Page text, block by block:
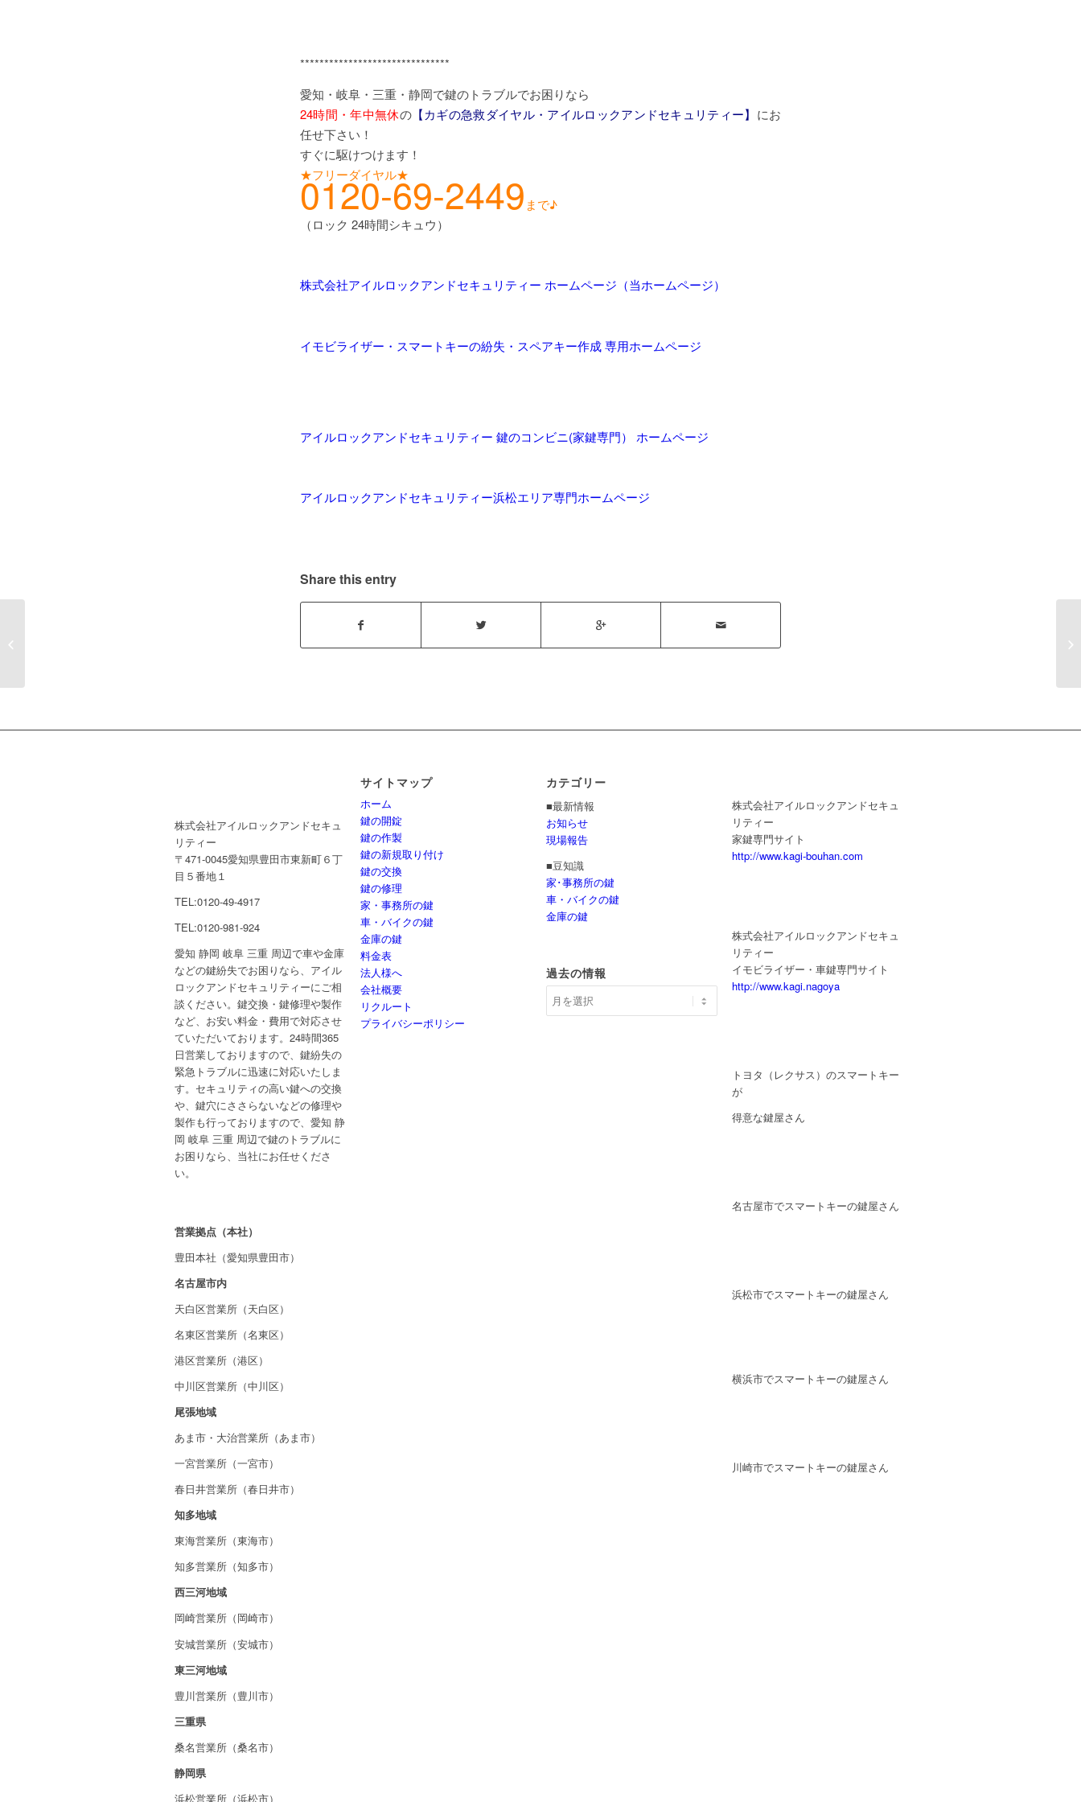
*******************************
愛知・岐阜・三重・静岡で鍵のトラブルでお困りなら
24時間・年中無休の【カギの急救ダイヤル・アイルロックアンドセキュリティー】 にお
任せ下さい！
すぐに駆けつけます！
★フリーダイヤル★
0120-69-2449 まで♪
（ロック 24時間シキュウ）
株式会社アイルロックアンドセキュリティー ホームページ（当ホームページ）
イモビライザー・スマートキーの紛失・スペアキー作成 専用ホームページ
アイルロックアンドセキュリティー 鍵のコンビニ(家鍵専門） ホームページ
アイルロックアンドセキュリティー浜松エリア専門ホームページ
Share this entry
株式会社アイルロックアンドセキュ
リティー
〒471-0045愛知県豊田市東新町６丁
目５番地１
TEL:0120-49-4917
TEL:0120-981-924
愛知 静岡 岐阜 三重 周辺で車や金庫
などの鍵紛失でお困りなら、アイル
ロックアンドセキュリティーにご相
談ください。鍵交換・鍵修理や製作
など、お安い料金・費用で対応させ
ていただいております。24時間365
日営業しておりますので、鍵紛失の
緊急トラブルに迅速に対応いたしま
す。セキュリティの高い鍵への交換
や、鍵穴にささらないなどの修理や
製作も行っておりますので、愛知 静
岡 岐阜 三重 周辺で鍵のトラブルに
お困りなら、当社にお任せくださ
い。
営業拠点（本社）
豊田本社（愛知県豊田市）
名古屋市内
天白区営業所（天白区）
名東区営業所（名東区）
港区営業所（港区）
中川区営業所（中川区）
尾張地域
あま市・大治営業所（あま市）
一宮営業所（一宮市）
春日井営業所（春日井市）
知多地域
東海営業所（東海市）
知多営業所（知多市）
西三河地域
岡崎営業所（岡崎市）
安城営業所（安城市）
東三河地域
豊川営業所（豊川市）
三重県
桑名営業所（桑名市）
静岡県
浜松営業所（浜松市）
サイトマップ
ホーム
鍵の開錠
鍵の作製
鍵の新規取り付け
鍵の交換
鍵の修理
家・事務所の鍵
車・バイクの鍵
金庫の鍵
料金表
法人様へ
会社概要
リクルート
プライバシーポリシー
カテゴリー
■最新情報
お知らせ
現場報告
■豆知識
家･事務所の鍵
車・バイクの鍵
金庫の鍵
過去の情報
株式会社アイルロックアンドセキュ
リティー
家鍵専門サイト
http://www.kagi-bouhan.com
株式会社アイルロックアンドセキュ
リティー
イモビライザー・車鍵専門サイト
http://www.kagi.nagoya
トヨタ（レクサス）のスマートキー
が
得意な鍵屋さん
名古屋市でスマートキーの鍵屋さん
浜松市でスマートキーの鍵屋さん
横浜市でスマートキーの鍵屋さん
川崎市でスマートキーの鍵屋さん